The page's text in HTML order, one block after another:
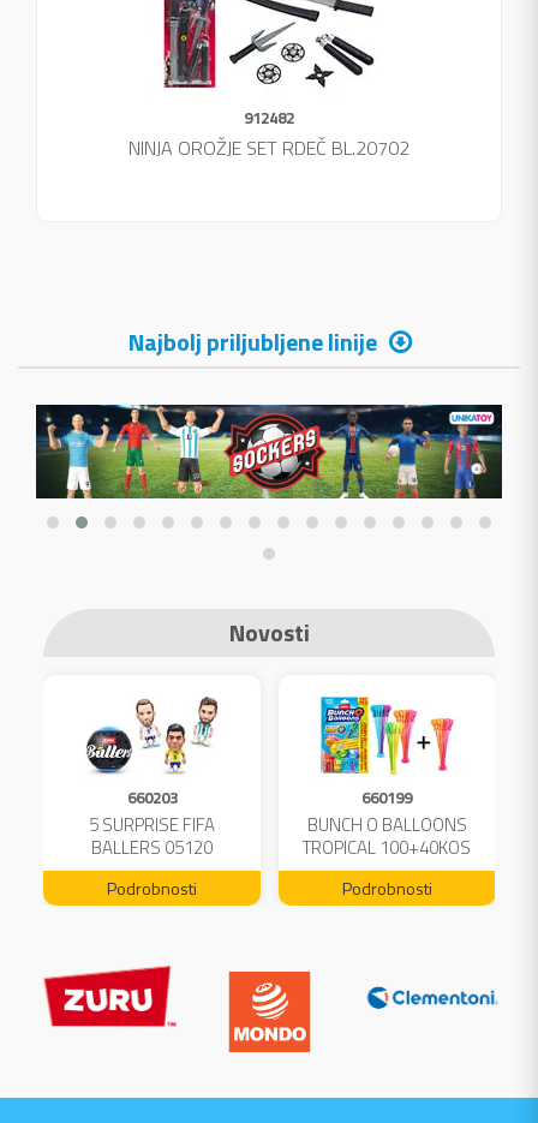
912482
NINJA OROŽJE SET RDEČ BL.20702
Najbolj priljubljene linije
Novosti
660203
5 SURPRISE FIFA
BALLERS 05120
Podrobnosti
660199
BUNCH O BALLOONS
TROPICAL 100+40KOS
FREE 04199
Podrobnosti